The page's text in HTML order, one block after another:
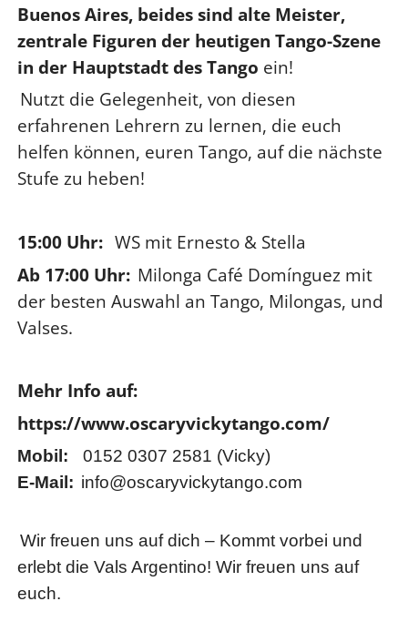
Buenos Aires, beides sind alte Meister,
zentrale Figuren der heutigen Tango-Szene
in der Hauptstadt des Tango ein!
Nutzt die Gelegenheit, von diesen
erfahrenen Lehrern zu lernen, die euch
helfen können, euren Tango, auf die nächste
Stufe zu heben!
15:00 Uhr: WS mit Ernesto & Stella
Ab 17:00 Uhr: Milonga Café Domínguez mit
der besten Auswahl an Tango, Milongas, und
Valses.
Mehr Info auf:
https://www.oscaryvickytango.com/
Mobil:
0152 0307 2581 (Vicky)
E-Mail: info@oscaryvickytango.com
Wir freuen uns auf dich – Kommt vorbei und
erlebt die Vals Argentino! Wir freuen uns auf
euch.